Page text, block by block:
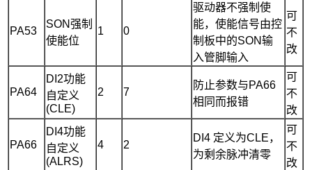
PA53
SON强制
使能位
1 0
驱动器不强制使
能，使能信号由控
制板中的SON输
入管脚输入
可
不
改
PA64
DI2功能
自定义
(CLE)
2 7
防止参数与PA66
相同而报错
可
不
改
PA66
DI4功能
自定义
(ALRS)
4 2
DI4 定义为CLE，
为剩余脉冲清零
可
不
改